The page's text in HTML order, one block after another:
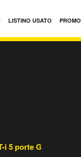
LISTINO USATO
i 5 porte Griffe usate